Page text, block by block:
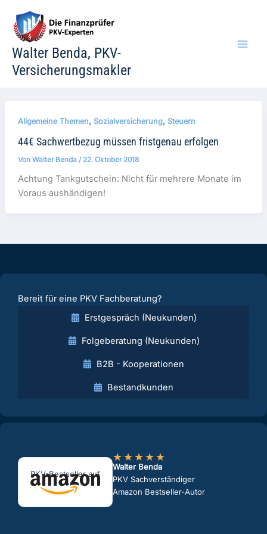
Inhalt
springen
Walter Benda, PKV-
Versicherungsmakler
Allgemeine Themen, Sozialversicherung, Steuern
44€ Sachwertbezug müssen fristgenau erfolgen
Von Walter Benda / 22. Oktober 2018
Achtung Tankgutschein: Nicht für mehrere Monate im
Voraus aushändigen!
Bereit für eine PKV Fachberatung?
Erstgespräch (Neukunden)
Folgeberatung (Neukunden)
B2B - Kooperationen
Bestandkunden
PKV-Bestseller auf
★★★★★
Walter Benda
PKV Sachverständiger
Amazon Bestseller-Autor